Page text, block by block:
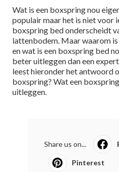
Wat is een boxspring nou
populair maar het is niet voor
boxspring bed onderscheidt
lattenbodem. Maar waarom
en wat is een boxspring bed
beter uitleggen dan een
leest hieronder het antwoord
boxspring? Wat een
uitleggen.
Share us on...
Pinterest